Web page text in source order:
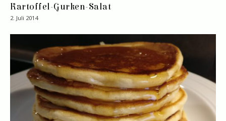
Kartoffel-Gurken-Salat
2. Juli 2014